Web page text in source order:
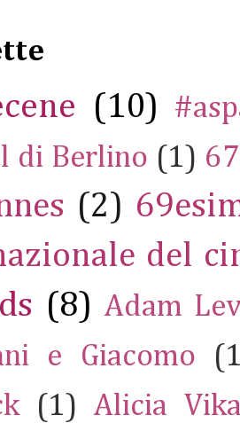
(10)
di Berlino (1)
(2)
del
(8) Adam
e Giacomo
(1) Alicia